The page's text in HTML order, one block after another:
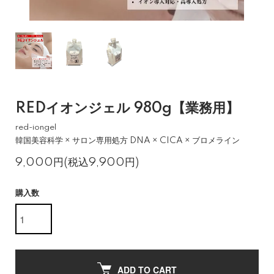
REDイオンジェル 980g【業務用】
red-iongel
韓国美容科学 × サロン専用処方 DNA × CICA × ブロメライン
9,000円(税込9,900円)
購入数
ADD TO CART